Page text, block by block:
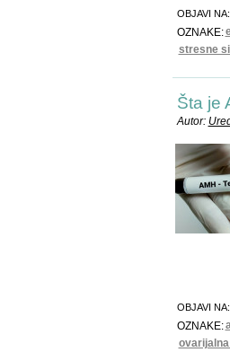
OBJAVI NA:
OZNAKE:
stresne
Šta je
Autor:
OBJAVI NA:
OZNAKE: